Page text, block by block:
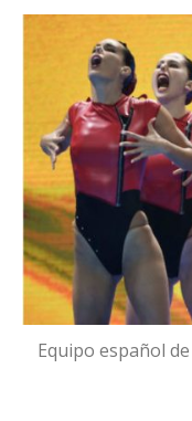
Equipo español